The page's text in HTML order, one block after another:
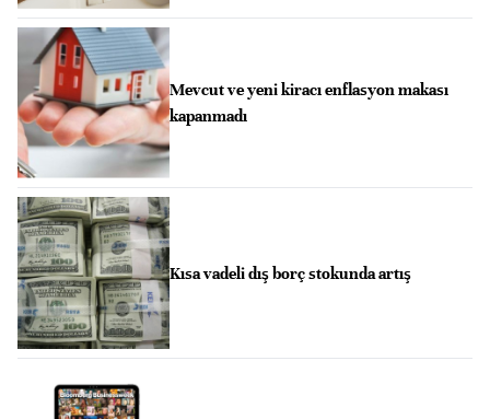
Mevcut ve yeni kiracı enflasyon makası
kapanmadı
Kısa vadeli dış borç stokunda artış